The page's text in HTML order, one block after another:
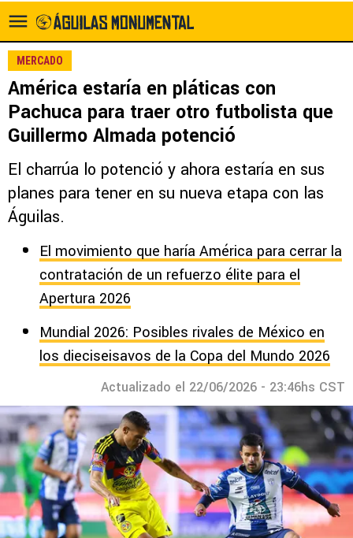
MERCADO
América estaría en pláticas con
Pachuca para traer otro futbolista que
Guillermo Almada potenció
El charrúa lo potenció y ahora estaría en sus
planes para tener en su nueva etapa con las
Águilas.
El movimiento que haría América para cerrar la
contratación de un refuerzo élite para el
Apertura 2026
Mundial 2026: Posibles rivales de México en
los dieciseisavos de la Copa del Mundo 2026
Actualizado el 22/06/2026 - 23:46hs CST